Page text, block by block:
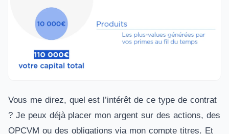
Vous me direz, quel est l’intérêt de ce type de contrat
? Je peux déjà placer mon argent sur des actions, des
OPCVM ou des obligations via mon compte titres. Et